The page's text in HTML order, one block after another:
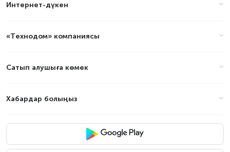
Интернет-дүкен
«Технодом» компаниясы
Сатып алушыға көмек
Хабардар болыңыз